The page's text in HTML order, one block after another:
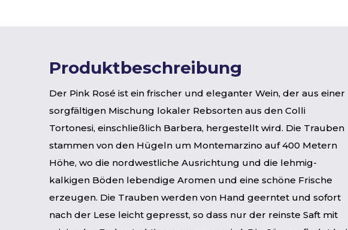
Produktbeschreibung
Der Pink Rosé ist ein frischer und eleganter Wein, der aus einer
sorgfältigen Mischung lokaler Rebsorten aus den Colli
Tortonesi, einschließlich Barbera, hergestellt wird. Die Trauben
stammen von den Hügeln um Montemarzino auf 400 Metern
Höhe, wo die nordwestliche Ausrichtung und die lehmig-
kalkigen Böden lebendige Aromen und eine schöne Frische
erzeugen. Die Trauben werden von Hand geerntet und sofort
nach der Lese leicht gepresst, so dass nur der reinste Saft mit